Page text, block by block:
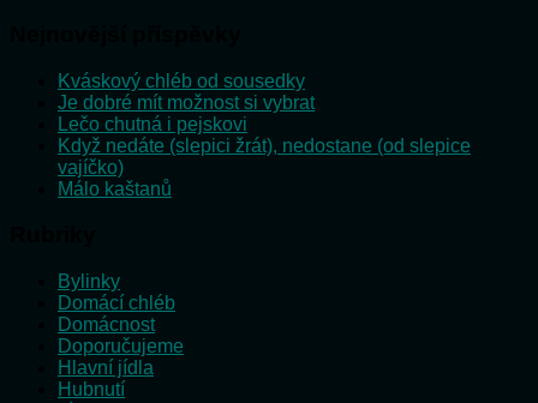
Kváskový chléb od sousedky
Je dobré mít možnost si vybrat
Lečo chutná i pejskovi
Když nedáte (slepici žrát), nedostane (od slepice
vajíčko)
Málo kaštanů
Bylinky
Domácí chléb
Domácnost
Doporučujeme
Hlavní jídla
Hubnutí